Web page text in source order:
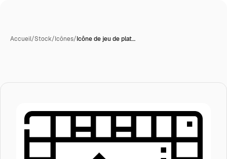
Accueil/Stock/Icônes/Icône de jeu de plat…